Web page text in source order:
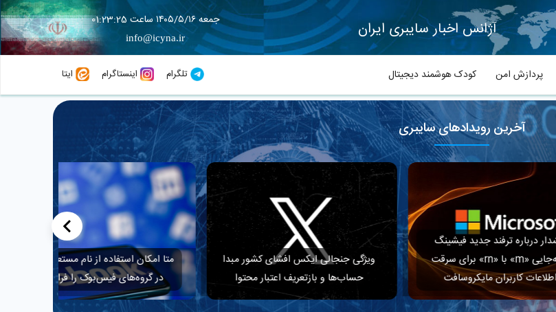
آژانس اخبار سایبری ایران جمعه ۱۴۰۵/۵/۱۶ ساعت 01:23:26
info@icyna.ir
تلگرام اینستاگرام ایتا پردازش امن کودک هوشمند دیجیتال
آخرین رویدادهای سایبری
جدید فیشینگ
جابه‌جایی «m» با «rn» برای سرقت
مایکروسافت
ویژگی جنجالی ایکس افشای کشور مبدا
حساب‌ها و بازتعریف اعتبار محتوا
متا امکان استفاده از نام مستعار و آواتار
در گروه‌های فیس‌بوک را فراهم کرد
>